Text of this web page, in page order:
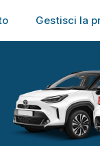
Gestisci la